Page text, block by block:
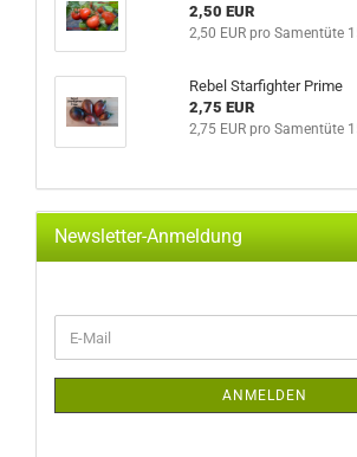
2,50 EUR
2,50 EUR pro Samentüte
Rebel Starfighter Prime
2,75 EUR
2,75 EUR pro Samentüte
Newsletter-Anmeldung
ZUR
E-
Mail
ANMELDEN